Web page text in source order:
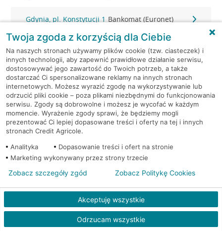
Gdynia, pl. Konstytucji 1 Bankomat (Euronet)
Gdynia, Śląska 47 Bankomat (Planet Cash)
Gdynia, Śląska 47 Bankomat (Planet Cash)
Gdynia, Strażacka 2 Bankomat (Planet Cash)
Gdynia, Świętojańska 36 Bankomat (Planet Cash)
Gdynia, ul. 10-go Lutego 11 Bankomat (Euronet)
Gdynia, ul. 10-go Lutego 11 Bankomat (Euronet)
Gdynia, ul. 10 Lutego 6A Bankomat (Euronet)
Twoja zgoda z korzyścią dla Ciebie
Na naszych stronach używamy plików cookie (tzw. ciasteczek) i
innych technologii, aby zapewnić prawidłowe działanie serwisu,
dostosowywać jego zawartość do Twoich potrzeb, a także
dostarczać Ci spersonalizowane reklamy na innych stronach
internetowych. Możesz wyrazić zgodę na wykorzystywanie lub
odrzucić pliki cookie – poza plikami niezbędnymi do funkcjonowania
serwisu. Zgody są dobrowolne i możesz je wycofać w każdym
momencie. Wyrażenie zgody sprawi, że będziemy mogli
prezentować Ci lepiej dopasowane treści i oferty na tej i innych
stronach Credit Agricole.
Analityka
Dopasowanie treści i ofert na stronie
Marketing wykonywany przez strony trzecie
Akceptuję wszystkie
Odrzucam wszystkie
Zobacz szczegóły zgód Zobacz Politykę Cookies